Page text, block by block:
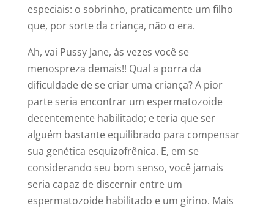
especiais: o sobrinho, praticamente um filho
que, por sorte da criança, não o era.
Ah, vai Pussy Jane, às vezes você se
menospreza demais!! Qual a porra da
dificuldade de se criar uma criança? A pior
parte seria encontrar um espermatozoide
decentemente habilitado; e teria que ser
alguém bastante equilibrado para compensar
sua genética esquizofrênica. E, em se
considerando seu bom senso, você jamais
seria capaz de discernir entre um
espermatozoide habilitado e um girino. Mais